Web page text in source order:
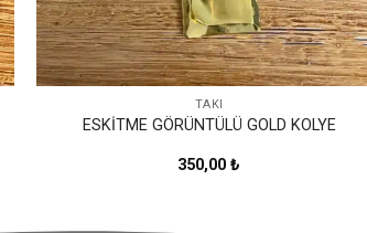
TAKI
ESKİTME GÖRÜNTÜLÜ GOLD KOLYE
350,00₺